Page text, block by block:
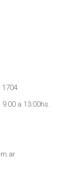
1704
a 13:00hs.